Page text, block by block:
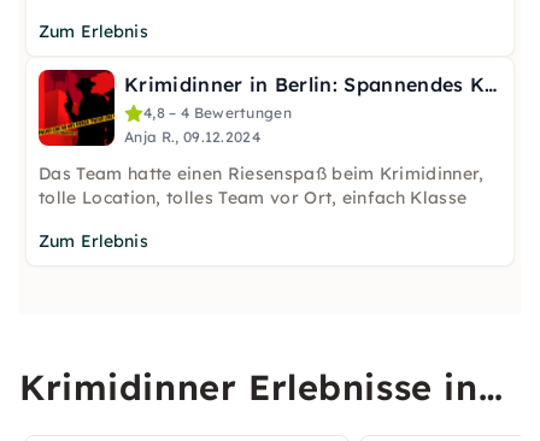
Zum Erlebnis
Krimidinner in Berlin: Spannendes Krimispiel als Teamevent
4,8 – 4 Bewertungen
Anja R., 09.12.2024
Das Team hatte einen Riesenspaß beim Krimidinner,
tolle Location, tolles Team vor Ort, einfach Klasse
Zum Erlebnis
Krimidinner Erlebnisse in